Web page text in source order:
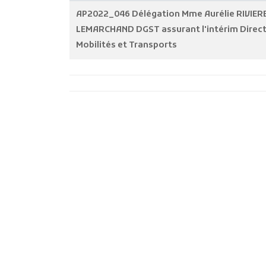
AP2022_046 Délégation Mme Aurélie
LEMARCHAND DGST assurant l'intérim
Mobilités et Transports